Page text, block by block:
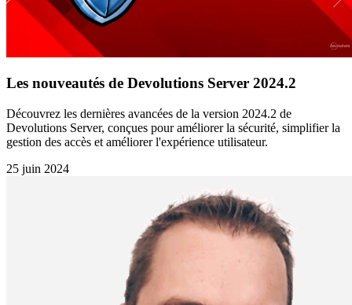
Les nouveautés de Devolutions Server 2024.2
Découvrez les dernières avancées de la version 2024.2 de
Devolutions Server, conçues pour améliorer la sécurité, simplifier la
gestion des accès et améliorer l'expérience utilisateur.
25 juin 2024